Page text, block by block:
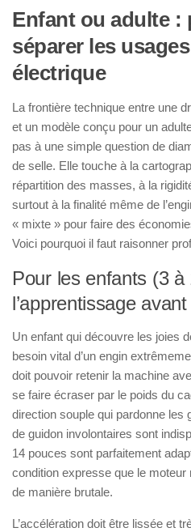
Enfant ou adulte :
séparer les
électrique
La frontière technique entre une
et un modèle conçu pour un
pas à une simple question de
de selle. Elle touche à la
répartition des masses, à la
surtout à la finalité même de
« mixte » pour faire des
Voici pourquoi il faut raisonner
Pour les enfants (3 à
l’apprentissage
Un enfant qui découvre les joies
besoin vital d’un engin
doit pouvoir retenir la machine
se faire écraser par le poids du
direction souple qui pardonne les
de guidon involontaires sont
14 pouces sont parfaitement
condition expresse que le
de manière brutale.
L’accélération doit être lissée et